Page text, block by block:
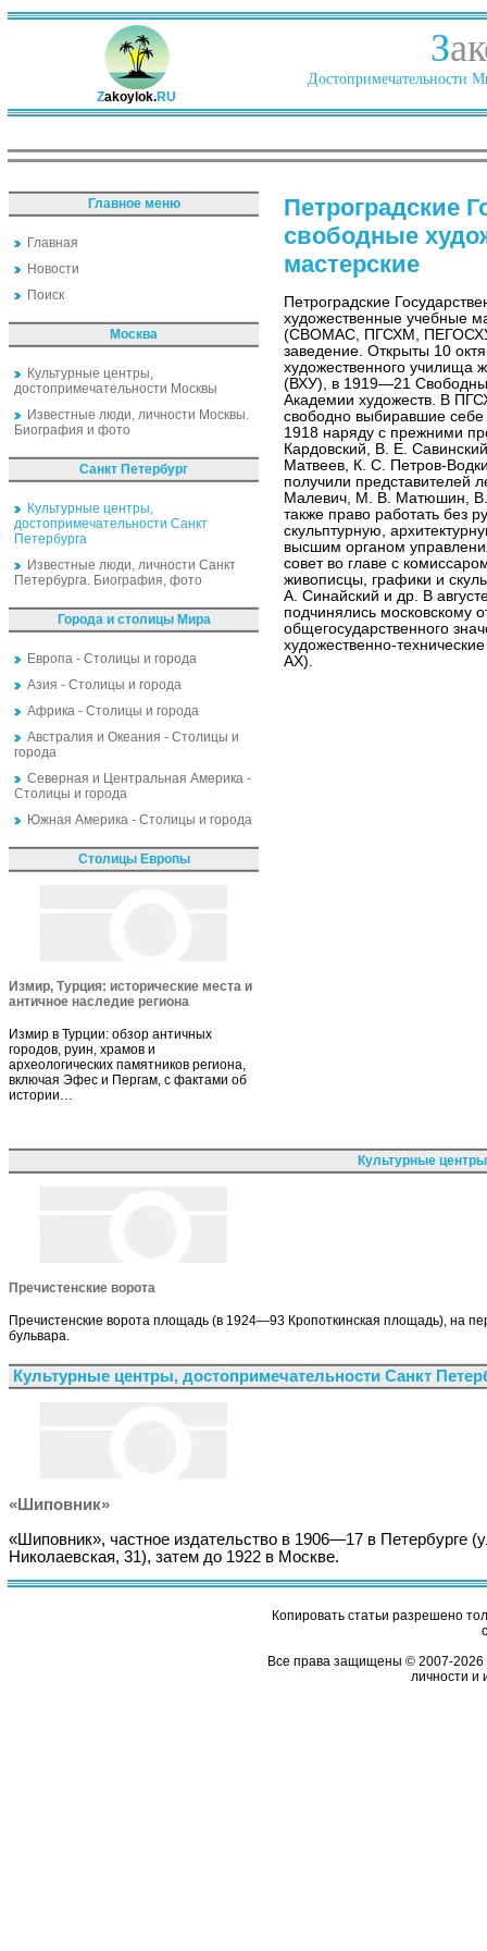
Zakoylok.RU
З
Достопримечательности
Главное меню
Главная
Новости
Поиск
Москва
Культурные центры,
достопримечательности Москвы
Известные люди, личности Москвы.
Биография и фото
Санкт Петербург
Культурные центры,
достопримечательности Санкт
Петербурга
Известные люди, личности Санкт
Петербурга. Биография, фото
Города и столицы Мира
Европа - Столицы и города
Азия - Столицы и города
Африка - Столицы и города
Австралия и Океания - Столицы и
города
Северная и Центральная Америка -
Столицы и города
Южная Америка - Столицы и города
Столицы Европы
Измир, Турция: исторические места и
античное наследие региона
Измир в Турции: обзор античных
городов, руин, храмов и
археологических памятников региона,
включая Эфес и Пергам, с фактами об
истории…
Петроградские
свободные
мастерские
Петроградские
художественные учебные
(СВОМАС, ПГСХМ,
заведение. Открыты 10
художественного училища
(ВХУ), в 1919—21
Академии художеств. В
свободно выбиравшие
1918 наряду с прежними
Кардовский, В. Е.
Матвеев, К. С. Петров-
получили
Малевич, М. В. Матюшин, В.
также право работать без
скульптурную,
высшим органом
совет во главе с
живописцы, графики и
А. Синайский и др. В
подчинялись московскому
общегосударственного
художественно-
АХ).
Культурные
Пречистенские ворота
Пречистенские ворота площадь (в 1924—93 Кропоткинская площадь), на
бульвара.
Культурные центры, достопримечательности Санкт
«Шиповник»
«Шиповник», частное издательство в 1906—17 в Петербурге
Николаевская, 31), затем до 1922 в Москве.
Копировать статьи разрешено
Все права защищены © 2007-2026
личности и